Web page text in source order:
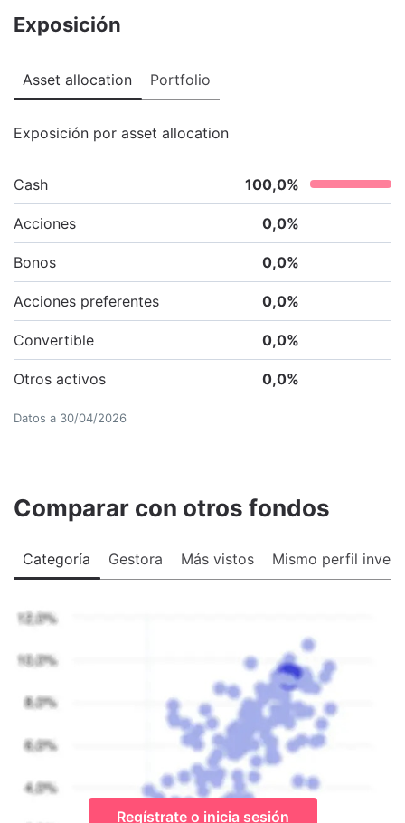
Exposición
Asset allocation Portfolio
Exposición por asset allocation
Cash 100,0%
Acciones 0,0%
Bonos 0,0%
Acciones preferentes 0,0%
Convertible 0,0%
Otros activos 0,0%
Datos a 30/04/2026
Comparar con otros fondos
Categoría Gestora Más vistos Mismo perfil
Regístrate o inicia sesión